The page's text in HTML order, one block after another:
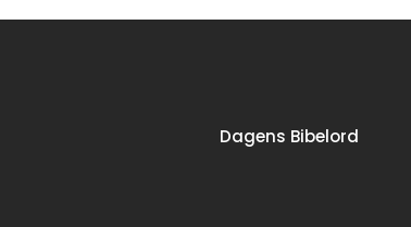
Dagens Bibelord